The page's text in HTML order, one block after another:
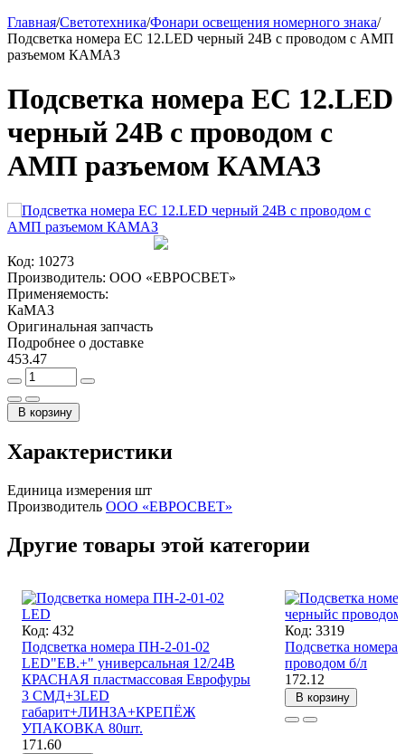
Главная/Светотехника/Фонари освещения номерного знака/
Подсветка номера ЕС 12.LED черный 24В с проводом с АМП
разъемом КАМАЗ
Подсветка номера ЕС 12.LED
черный 24В с проводом с
АМП разъемом КАМАЗ
Код: 10273
Производитель: ООО «ЕВРОСВЕТ»
Применяемость:
КаМАЗ
Оригинальная запчасть
Подробнее о доставке
453.47
В корзину
Характеристики
Единица измерения шт
Производитель ООО «ЕВРОСВЕТ»
Другие товары этой категории
Код: 432
Подсветка номера ПН-2-01-02
LED"ЕВ.+" универсальная 12/24В
КРАСНАЯ пластмассовая Еврофуры
3 СМД+3LED
габарит+ЛИНЗА+КРЕПЁЖ
УПАКОВКА 80шт.
171.60
Код: 3319
Подсветка
проводом б/л
172.12
В корзину